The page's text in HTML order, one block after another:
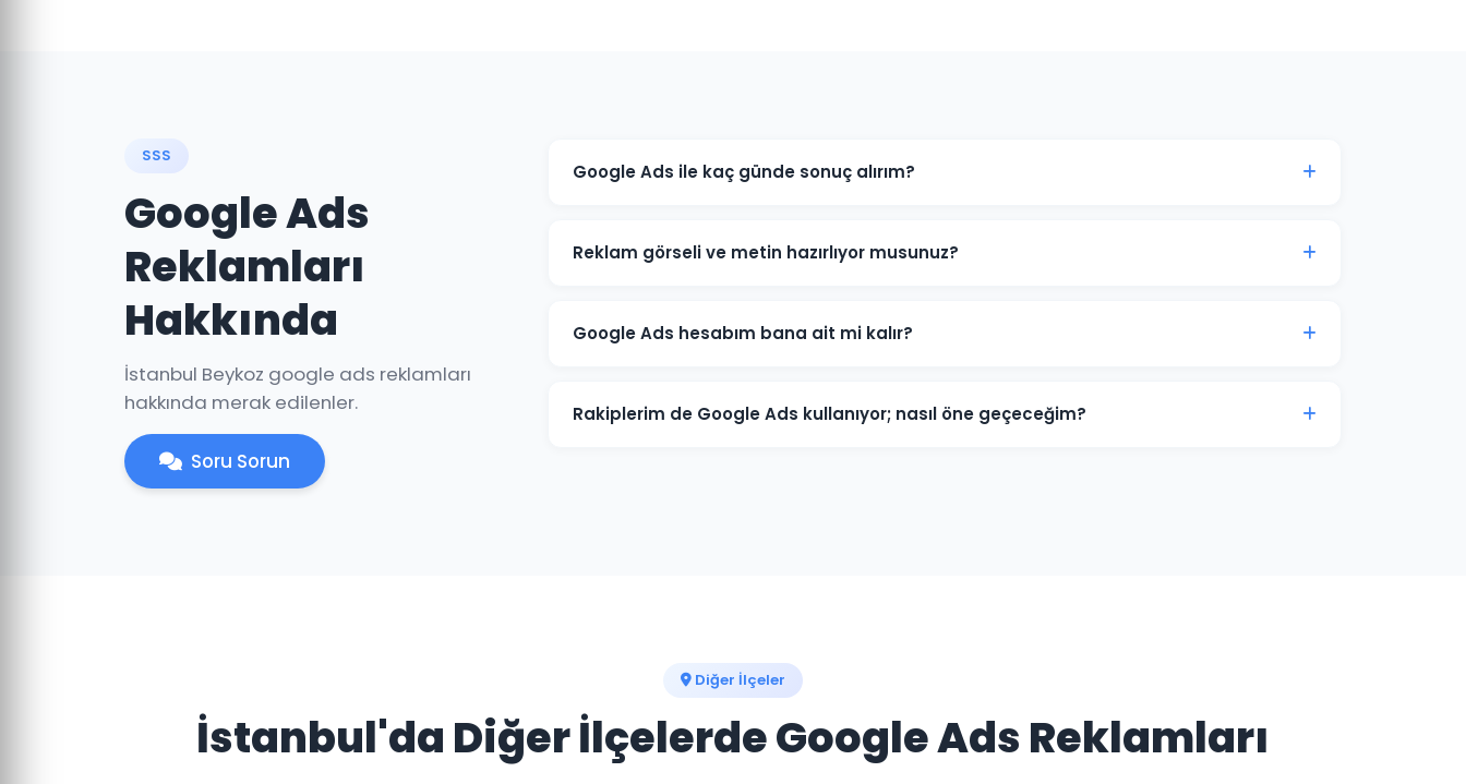
SSS
Google Ads
Reklamları
Hakkında
İstanbul Beykoz google ads reklamları
hakkında merak edilenler.
Soru Sorun
Google Ads ile kaç günde sonuç alırım?
ve dönüşümler üretmeye başlar. İlk ay veri toplama, ikinci aydan itibaren optimizasyon yoğunlaşır.
Reklam görseli ve metin hazırlıyor musunuz?
tüm kreatif içerikleri üretiyoruz. İçerikler hedef kitlenize ve sektörünüze özel hazırlanır.
Google Ads hesabım bana ait mi kalır?
seviyesinde değil, reklam yöneticisi seviyesinde sağlanır. İş ilişkisi sona erdiğinde hesap üzerinde
tam kontrole sahip olursunuz.
Rakiplerim de Google Ads kullanıyor; nasıl öne geçeceğim?
Diğer İlçeler
İstanbul'da Diğer İlçelerde Google Ads Reklamları